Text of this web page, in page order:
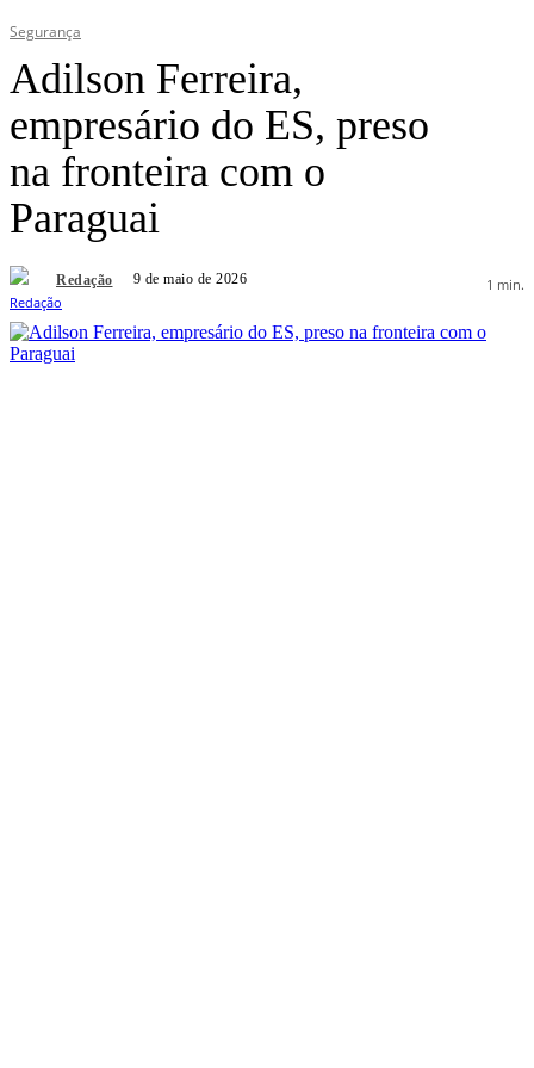
Segurança
Adilson Ferreira,
empresário do ES, preso
na fronteira com o
Paraguai
Redação 9 de maio de 2026 1 min.